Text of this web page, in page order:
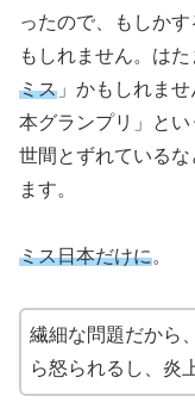
ったので、もしか
もしれません。は
ミス 」かもしれま
本グランプリ」と
世間とずれているな
ます。
ミス日本だけに。
繊細な問題だから
ら怒られるし、炎